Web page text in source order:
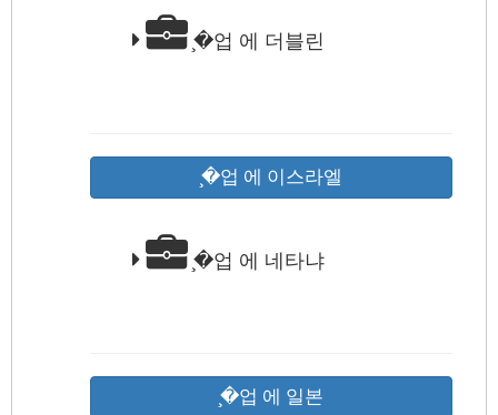
̧�업 에 더블린
̧�업 에 이스라엘
̧�업 에 네타냐
̧�업 에 일본